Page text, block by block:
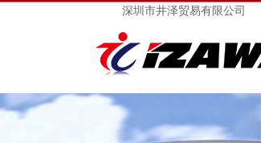
深圳市井泽贸易有限公司